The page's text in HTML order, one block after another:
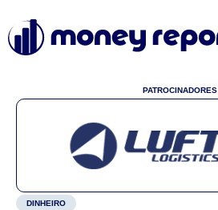
PATROCINADORES
DINHEIRO